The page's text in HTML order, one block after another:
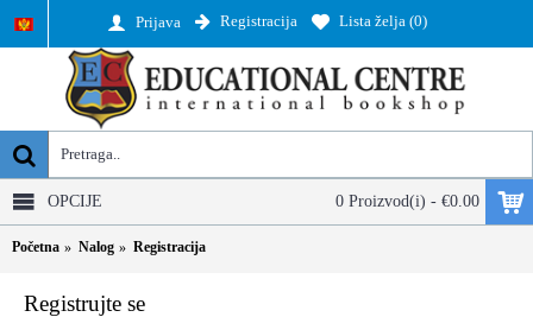
Prijava Registracija Lista želja (0)
0 Proizvod(i) - €0.00
OPCIJE
Početna Nalog Registracija
Registrujte se